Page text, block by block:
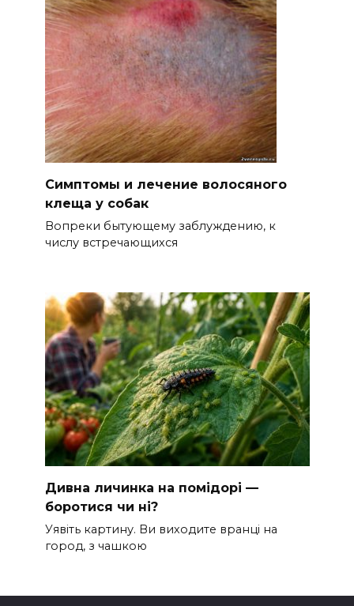
Симптомы и лечение волосяного
клеща у собак
Вопреки бытующему заблуждению, к
числу встречающихся
Дивна личинка на помідорі —
боротися чи ні?
Уявіть картину. Ви виходите вранці на
город, з чашкою